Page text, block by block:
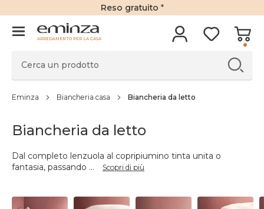
Reso gratuito *
ARREDAMENTO PER LA CASA
Eminza Biancheria casa Biancheria da letto
Biancheria da letto
Dal completo lenzuola al copripiumino tinta unita o
fantasia, passando ... Scopri di più